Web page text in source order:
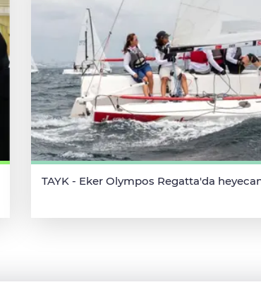
TAYK - Eker Olympos Regatta'da